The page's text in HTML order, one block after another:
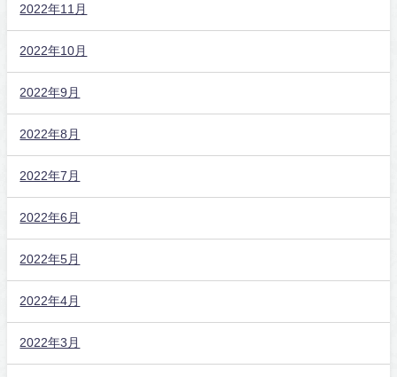
2022年11月
2022年10月
2022年9月
2022年8月
2022年7月
2022年6月
2022年5月
2022年4月
2022年3月